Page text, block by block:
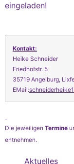
eingeladen!
Kontakt:
Heike Schneider
Friedhofstr. 5
35719 Angelburg,
EMail:
Die jeweiligen Termine
entnehmen.
Aktuelles